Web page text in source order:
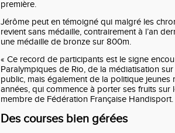
première.
Jérôme peut en témoigné qui malgré les
revient sans médaille, contrairement à l’an
une médaille de bronze sur 800m.
« Ce record de participants est le signe
Paralympiques de Rio, de la médiatisation
public, mais également de la politique jeunes
années, qui commence à porter ses fruits sur
membre de Fédération Française Handisport.
Des courses bien gérées